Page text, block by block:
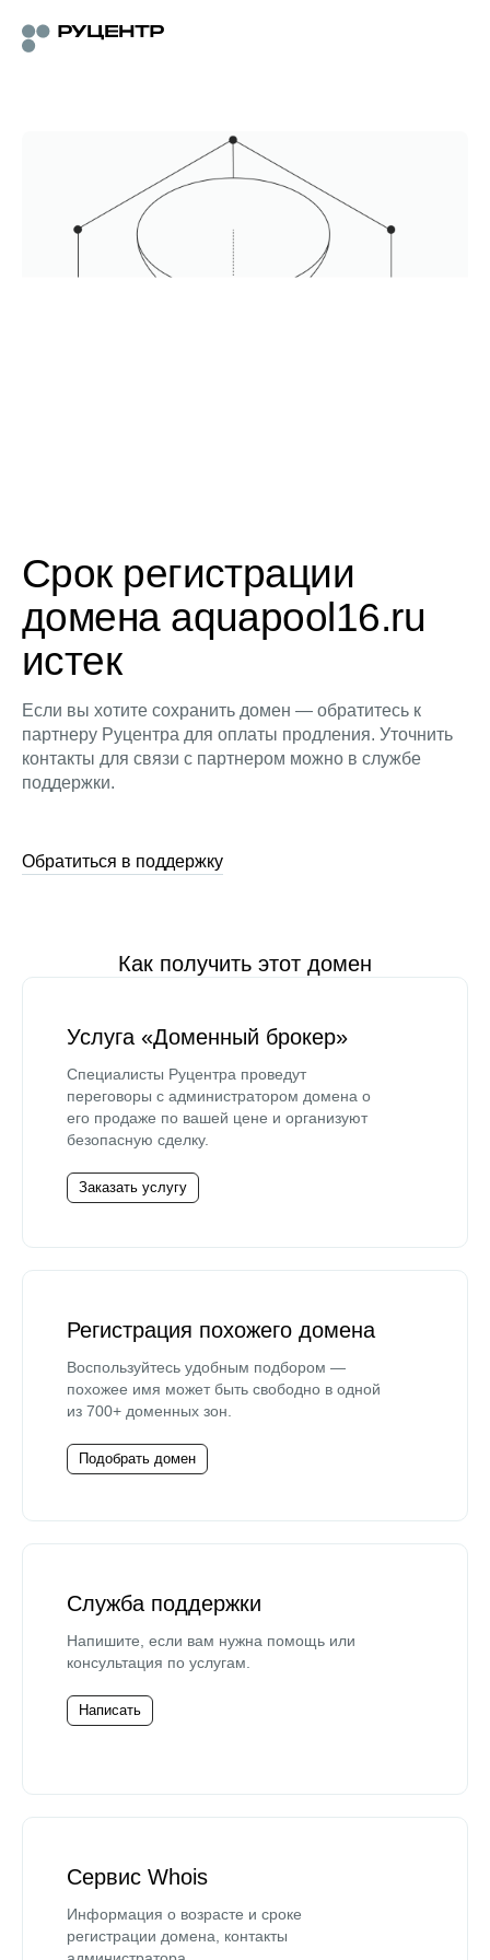
Срок регистрации
домена aquapool16.ru
истек
Если вы хотите сохранить домен — обратитесь к
партнеру Руцентра для оплаты продления. Уточнить
контакты для связи с партнером можно в службе
поддержки.
Обратиться в поддержку
Как получить этот домен
Услуга «Доменный брокер»
Специалисты Руцентра проведут
переговоры с администратором домена о
его продаже по вашей цене и организуют
безопасную сделку.
Заказать услугу
Регистрация похожего домена
Воспользуйтесь удобным подбором —
похожее имя может быть свободно в одной
из 700+ доменных зон.
Подобрать домен
Служба поддержки
Напишите, если вам нужна помощь или
консультация по услугам.
Написать
Сервис Whois
Информация о возрасте и сроке
регистрации домена, контакты